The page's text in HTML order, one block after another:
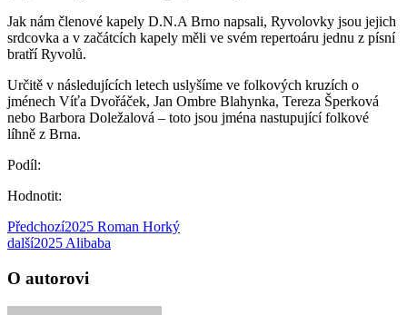
Jak nám členové kapely D.N.A Brno napsali, Ryvolovky jsou jejich
srdcovka a v začátcích kapely měli ve svém repertoáru jednu z písní
bratří Ryvolů.
Určitě v následujících letech uslyšíme ve folkových kruzích o
jménech Víťa Dvořáček, Jan Ombre Blahynka, Tereza Šperková
nebo Barbora Doležalová – toto jsou jména nastupující folkové
líhně z Brna.
Podíl:
Hodnotit:
Předchozí2025 Roman Horký
další2025 Alibaba
O autorovi